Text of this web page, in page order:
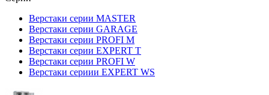
Верстаки серии MASTER
Верстаки серии GARAGE
Верстаки серии PROFI M
Верстаки серии EXPERT T
Верстаки серии PROFI W
Верстаки сериии EXPERT WS